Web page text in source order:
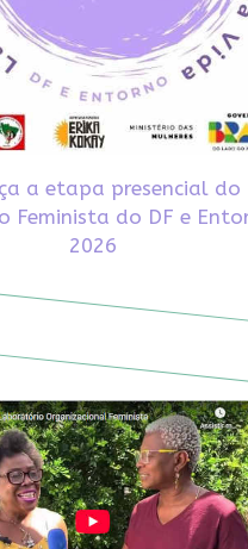
a etapa presencial do
Feminista do DF e
2026